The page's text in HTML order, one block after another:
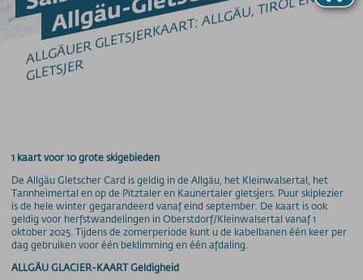
Bergbahn Unlimited
Downloads
Feedback
Wetter
Webcams
WLAN
PREISINFORMATIONEN
ALL
G
Ä
UE
R
GLETSJE
R
K
A
A
RT:
ALL
G
Ä
U, TI
R
OL E
N
GLETSJE
R
1 kaart voor 10 grote skigebieden
De Allgäu Gletscher Card is geldig in de Allgäu, het Kleinwalsertal, het
Tannheimertal en op de Pitztaler en Kaunertaler gletsjers. Puur skiplezier
is de hele winter gegarandeerd vanaf eind september. De kaart is ook
geldig voor herfstwandelingen in Oberstdorf/Kleinwalsertal vanaf 1
oktober 2025. Tijdens de zomerperiode kunt u de kabelbanen één keer per
dag gebruiken voor één beklimming en één afdaling.
ALLGÄU GLACIER-KAART Geldigheid